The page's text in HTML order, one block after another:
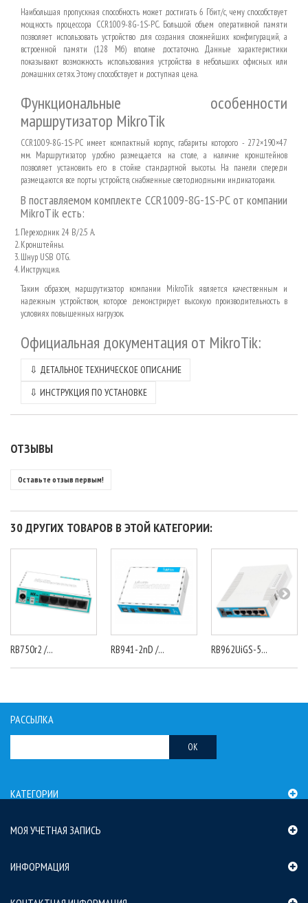
Наибольшая пропускная способность может достигать 6 Гбит/с, чему способствует
мощность процессора CCR1009-8G-1S-PC. Большой объем оперативной памяти
позволяет использовать устройство для создания сложнейших конфигураций, а
встроенной памяти (128 Мб) вполне достаточно. Данные характеристики
показывают возможность использования устройства в небольших офисных или
домашних сетях. Этому способствует и доступная цена.
Функциональные особенности
маршрутизатор MikroTik
CCR1009-8G-1S-PC имеет компактный корпус, габариты которого - 272×190×47
мм. Маршрутизатор удобно размещается на столе, а наличие кронштейнов
позволяет установить его в стойке стандартной высоты. На панели спереди
размещаются все порты устройств, снабженные светодиодными индикаторами.
В поставляемом комплекте CCR1009-8G-1S-PCот компании
MikroTikесть:
Переходник 24 В/2.5 А.
Кронштейны.
Шнур USB OTG.
Инструкция.
Таким образом, маршрутизатор компании MikroTikявляется качественным и
надежным устройством, которое демонстрирует высокую производительность в
условиях повышенных нагрузок.
Официальная документация от MikroTik:
⇩ ДЕТАЛЬНОЕ ТЕХНИЧЕСКОЕ ОПИСАНИЕ
⇩ ИНСТРУКЦИЯ ПО УСТАНОВКЕ
ОТЗЫВЫ
Оставьте отзыв первым!
30 ДРУГИХ ТОВАРОВ В ЭТОЙ КАТЕГОРИИ:
RB750r2 /... RB941-2nD /... RB962UiGS-5...
РАССЫЛКА
OK
КАТЕГОРИИ
МОЯ УЧЕТНАЯ ЗАПИСЬ
ИНФОРМАЦИЯ